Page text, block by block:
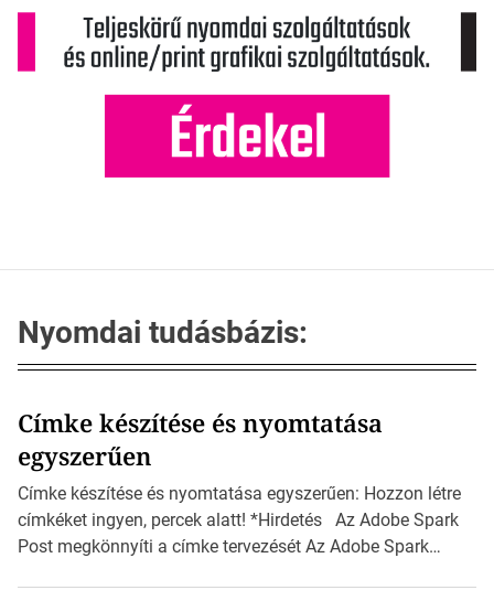
Nyomdai tudásbázis:
Címke készítése és nyomtatása
egyszerűen
Címke készítése és nyomtatása egyszerűen: Hozzon létre
címkéket ingyen, percek alatt! *Hirdetés Az Adobe Spark
Post megkönnyíti a címke tervezését Az Adobe Spark